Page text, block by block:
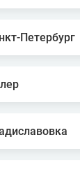
Петербург